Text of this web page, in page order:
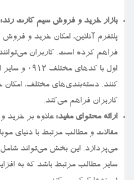
بازار خرید و فروش سیم کارت رند:
پلتفرم آنلاین، امکان خرید و
فراهم کرده است. کاربران
اول با
کنند. دسته‌بندی‌های مختلف،
کاربران فراهم می‌کند.
ارائه محتوای مفید:
مقالات و مطالب مرتبط با دنیای
می‌پردازد. این بخش می‌تواند
سایر مطالب مرتبط باشد که به